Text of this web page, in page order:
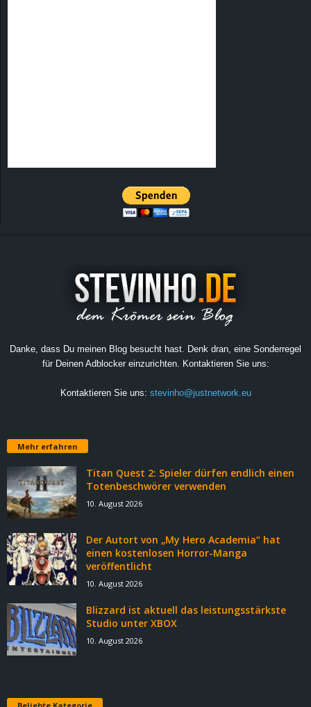
Danke, dass Du meinen Blog besucht hast. Denk dran, eine Sonderregel
für Deinen Adblocker einzurichten. Kontaktieren Sie uns:
Kontaktieren Sie uns: stevinho@justnetwork.eu
Mehr erfahren
Titan Quest 2: Spieler dürfen endlich einen
Totenbeschwörer verwenden
10. August 2026
Der Autort von „My Hero Academia“ hat
einen kostenlosen Horror-Manga
veröffentlicht
10. August 2026
Blizzard ist aktuell das leistungsstärkste
Studio unter XBOX
10. August 2026